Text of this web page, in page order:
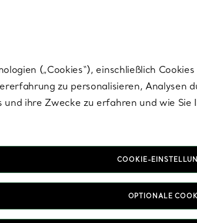
(„Cookies“), einschließlich
zu personalisieren,
ihre Zwecke zu erfahren und wie
COOKIE-
OPTIONALE